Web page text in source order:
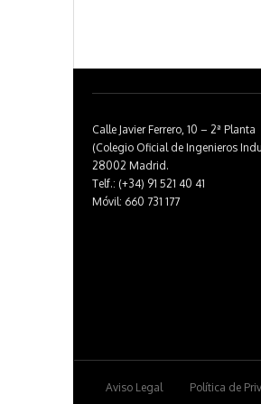
Calle Javier Ferrero, 10 – 2ª Planta
(Colegio Oficial de Ingenieros
28002 Madrid.
Telf.: (+34) 91 521 40 41
Móvil: 660 731 177
Aviso Legal Política de